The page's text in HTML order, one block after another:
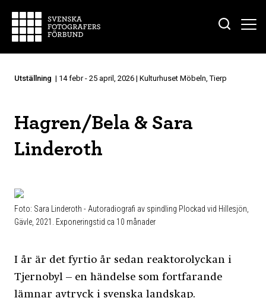
Utställning | 14 febr - 25 april, 2026 | Kulturhuset Möbeln, Tierp
Hagren/Bela & Sara
Linderoth
Foto: Sara Linderoth - Autoradiografi av spindling Plockad vid Hillesjön,
Gävle, 2021. Exponeringstid ca 10 månader
I år är det fyrtio år sedan reaktorolyckan i
Tjernobyl – en händelse som fortfarande
lämnar avtryck i svenska landskap.